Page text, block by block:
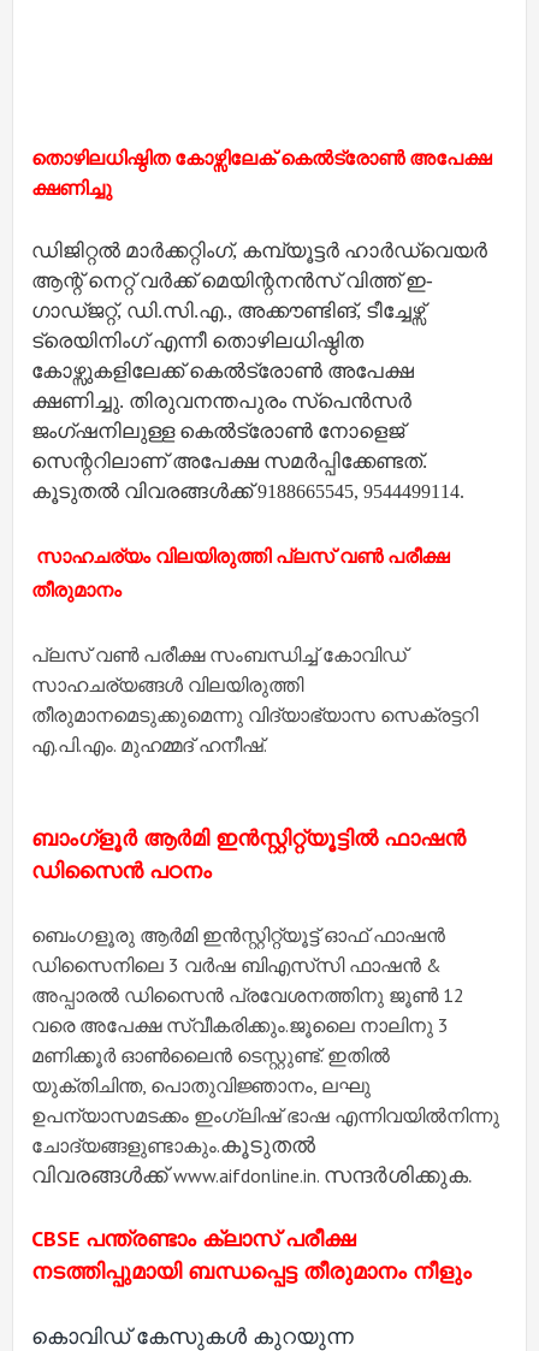
തൊഴിലധിഷ്ഠിത കോഴ്സിലേക് കെല്‍ട്രോണ്‍ അപേക്ഷ
ക്ഷണിച്ചു
ഡിജിറ്റല്‍ മാര്‍ക്കറ്റിംഗ്, കമ്പ്യൂട്ടര്‍ ഹാര്‍ഡ്വെയര്‍
ആന്റ് നെറ്റ് വര്‍ക്ക് മെയിന്റനന്‍സ് വിത്ത് ഇ-
ഗാഡ്ജറ്റ്, ഡി.സി.എ., അക്കൗണ്ടിങ്, ടീച്ചേഴ്സ്
ട്രെയിനിംഗ് എന്നീ തൊഴിലധിഷ്ഠിത
കോഴ്സുകളിലേക്ക് കെല്‍ട്രോണ്‍ അപേക്ഷ
ക്ഷണിച്ചു. തിരുവനന്തപുരം സ്‌പെന്‍സര്‍
ജംഗ്ഷനിലുള്ള കെല്‍ട്രോണ്‍ നോളെജ്
സെന്ററിലാണ് അപേക്ഷ സമര്‍പ്പിക്കേണ്ടത്.
കൂടുതല്‍ വിവരങ്ങള്‍ക്ക്9188665545, 9544499114.
സാഹചര്യം വിലയിരുത്തി പ്ലസ് വൺ പരീക്ഷ
തീരുമാനം
പ്ലസ് വൺ പരീക്ഷ സംബന്ധിച്ച് കോവിഡ്
സാഹചര്യങ്ങൾ വിലയിരുത്തി
തീരുമാനമെടുക്കുമെന്നു വിദ്യാഭ്യാസ സെക്രട്ടറി
എ.പി.എം. മുഹമ്മദ് ഹനീഷ്.
ബാംഗ്‌ളൂർ ആർമി ഇൻസ്റ്റിറ്റ്യൂട്ടിൽ ഫാഷൻ
ഡിസൈൻ പഠനം
ബെംഗളൂരു ആർമി ഇൻസ്റ്റിറ്റ്യൂട്ട് ഓഫ് ഫാഷൻ
ഡിസൈനിലെ 3 വർഷ ബിഎസ്‌സി ഫാഷൻ &
അപ്പാരൽ ഡിസൈൻ പ്രവേശനത്തിനു ജൂൺ 12
വരെ അപേക്ഷ സ്വീകരിക്കും.ജൂലൈ നാലിനു 3
മണിക്കൂർ ഓൺലൈൻ ടെസ്റ്റുണ്ട്. ഇതിൽ
യുക്തിചിന്ത, പൊതുവിജ്ഞാനം, ലഘു
ഉപന്യാസമടക്കം ഇംഗ്ലിഷ് ഭാഷ എന്നിവയിൽനിന്നു
ചോദ്യങ്ങളുണ്ടാകും.കൂടുതൽ
വിവരങ്ങൾക്ക്www.aifdonline.in. സന്ദർശിക്കുക.
CBSE പന്ത്രണ്ടാം ക്ലാസ് പരീക്ഷ
നടത്തിപ്പുമായി ബന്ധപ്പെട്ട തീരുമാനം നീളും
കൊവിഡ് കേസുകൾ കുറയുന്ന